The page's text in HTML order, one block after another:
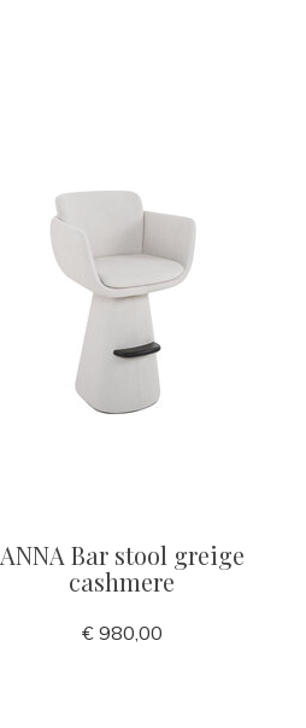
ANNA Bar stool greige
cashmere
€ 980,00